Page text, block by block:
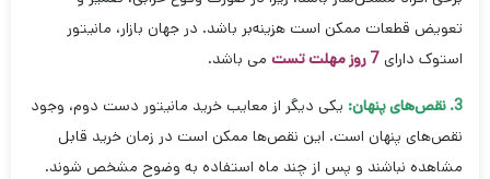
تعویض قطعات ممکن است هزینه‌بر باشد. در جهان بازار، مانیتور
استوک دارای 7 روز مهلت تست می باشد.
3. نقص‌های پنهان:
یکی دیگر از معایب خرید مانیتور دست دوم، وجود
نقص‌های پنهان است. این نقص‌ها ممکن است در زمان خرید قابل
مشاهده نباشند و پس از چند ماه استفاده به وضوح مشخص شوند.